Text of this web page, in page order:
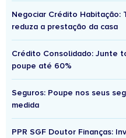
Negociar Crédito Habitação:
reduza a prestação da casa
Crédito Consolidado: Junte
poupe até 60%
Seguros: Poupe nos seus
medida
PPR SGF Doutor Finanças: